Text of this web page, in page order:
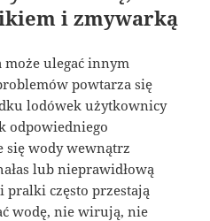
i zmywarką
ulegać innym
powtarza się
lodówek użytkownicy
odpowiedniego
się wody wewnątrz
lub nieprawidłową
pralki często przestają
wodę, nie wirują, nie